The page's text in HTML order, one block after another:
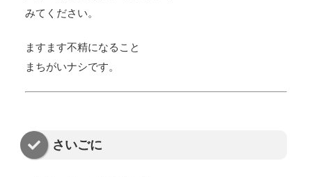
みてください。
ますます不精になること
まちがいナシです。
さいごに